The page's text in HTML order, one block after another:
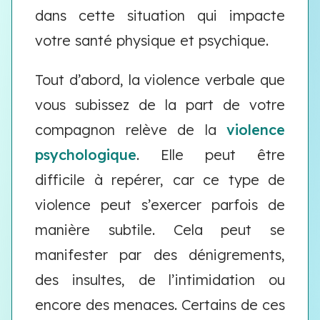
dans cette situation qui impacte
votre santé physique et psychique.
Tout d’abord, la violence verbale que
vous subissez de la part de votre
compagnon relève de la violence
psychologique. Elle peut être
difficile à repérer, car ce type de
violence peut s’exercer parfois de
manière subtile. Cela peut se
manifester par des dénigrements,
des insultes, de l’intimidation ou
encore des menaces. Certains de ces